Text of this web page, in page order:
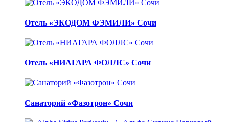
Отель «ЭКОДОМ ФЭМИЛИ» Сочи
Отель «НИАГАРА ФОЛЛС» Сочи
Санаторий «Фазотрон» Сочи